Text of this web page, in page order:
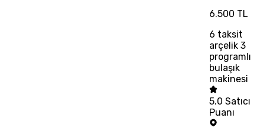
6.500 TL
6 taksit
arçelik 3
programlı
bulaşık
makinesi
5.0 Satıcı
Puanı